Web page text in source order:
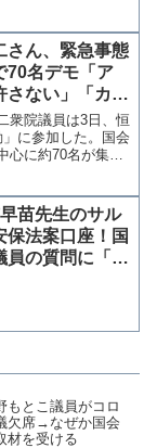
の声が上がってい
も同...
さん、緊急事態
70名デモ「ア
さない」「カス
衆院議員は3日、恒
に参加した。国会
心に約70名が集合
完全に無視した
動...
苗先生のサル
保法案口座！国
員の質問に「難
もとこ議員がコロ
欠席→なぜか国会
材を受ける